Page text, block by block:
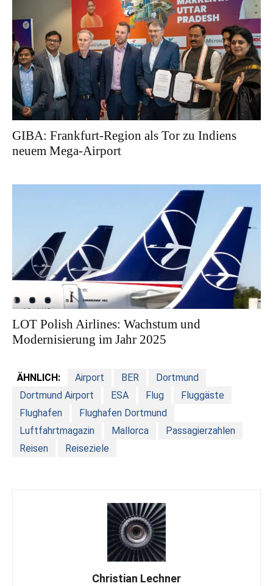
GIBA: Frankfurt-Region als Tor zu Indiens
neuem Mega-Airport
LOT Polish Airlines: Wachstum und
Modernisierung im Jahr 2025
ÄHNLICH: Airport BER
Dortmund
Dortmund Airport
ESA Flug
Fluggäste
Flughafen
Flughafen Dortmund
Luftfahrtmagazin
Mallorca
Passagierzahlen
Reisen
Reiseziele
Christian Lechner